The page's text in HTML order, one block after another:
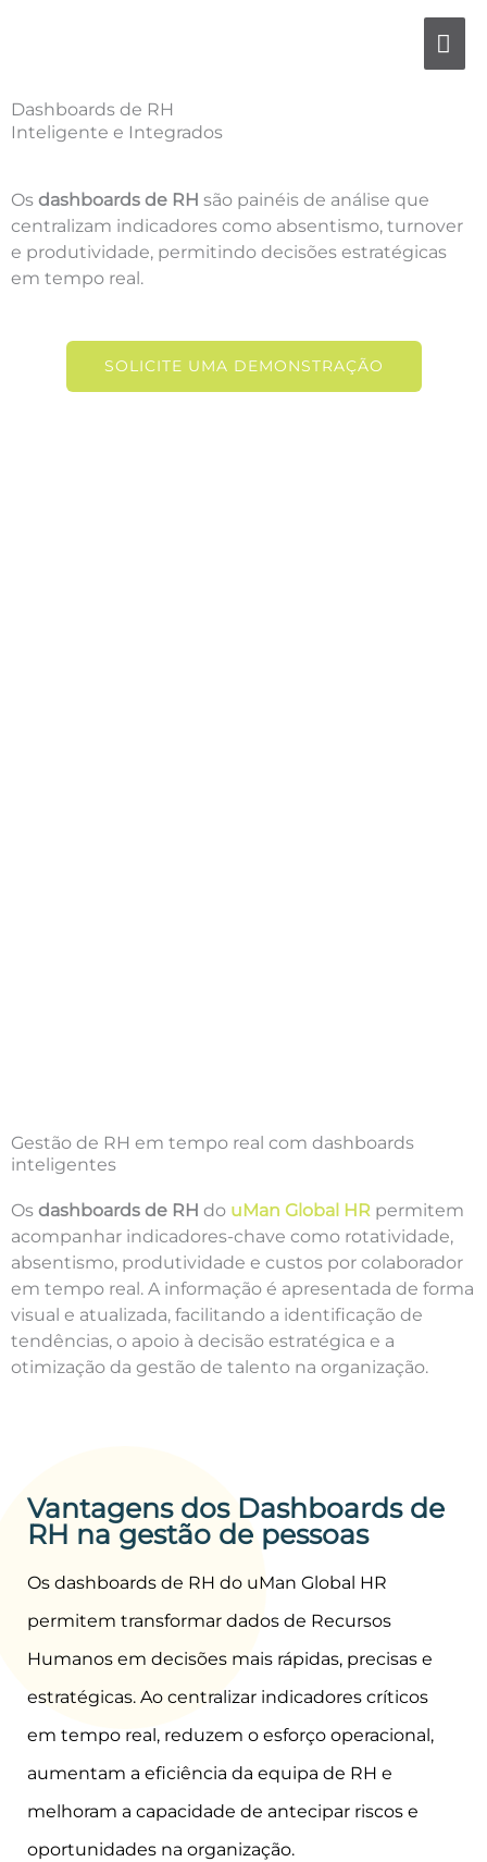
Dashboards de RH
Inteligente e Integrados
Os dashboards de RH são painéis de análise que
centralizam indicadores como absentismo, turnover
e produtividade, permitindo decisões estratégicas
em tempo real.
SOLICITE UMA DEMONSTRAÇÃO
Gestão de RH em tempo real com dashboards
inteligentes
Os dashboards de RH do uMan Global HR permitem
acompanhar indicadores-chave como rotatividade,
absentismo, produtividade e custos por colaborador
em tempo real. A informação é apresentada de forma
visual e atualizada, facilitando a identificação de
tendências, o apoio à decisão estratégica e a
otimização da gestão de talento na organização.
Vantagens dos Dashboards de
RH na gestão de pessoas
Os dashboards de RH do uMan Global HR
permitem transformar dados de Recursos
Humanos em decisões mais rápidas, precisas e
estratégicas. Ao centralizar indicadores críticos
em tempo real, reduzem o esforço operacional,
aumentam a eficiência da equipa de RH e
melhoram a capacidade de antecipar riscos e
oportunidades na organização.